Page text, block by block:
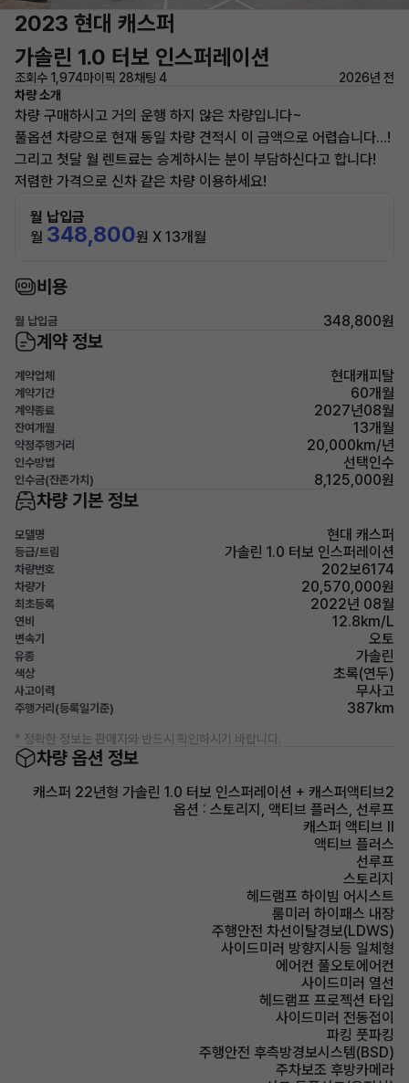
2023 현대 캐스퍼
가솔린 1.0 터보 인스퍼레이션
조회수 1,974마이픽 28채팅 4
2026년 전
차량 소개
차량 구매하시고 거의 운행 하지 않은 차량입니다~
풀옵션 차량으로 현재 동일 차량 견적시 이 금액으로 어렵습니다...!
그리고 첫달 월 렌트료는 승계하시는 분이 부담하신다고 합니다!
저렴한 가격으로 신차 같은 차량 이용하세요!
월 납입금
월 348,800원 X 13개월
비용
월 납입금 348,800원
계약 정보
계약업체 현대캐피탈
계약기간 60개월
계약종료 2027년08월
잔여개월 13개월
약정주행거리 20,000km/년
인수방법 선택인수
인수금(잔존가치) 8,125,000원
차량 기본 정보
모델명 현대 캐스퍼
등급/트림 가솔린 1.0 터보 인스퍼레이션
차량번호 202보6174
차량가 20,570,000원
최초등록 2022년 08월
연비 12.8km/L
변속기 오토
유종 가솔린
색상 초록(연두)
사고이력 무사고
주행거리(등록일기준) 387km
* 정확한 정보는 판매자와 반드시 확인하시기 바랍니다.
차량 옵션 정보
캐스퍼 22년형 가솔린 1.0 터보 인스퍼레이션 + 캐스퍼액티브2
옵션 : 스토리지, 액티브 플러스, 선루프
캐스퍼 액티브 Ⅱ
액티브 플러스
선루프
스토리지
헤드램프 하이빔 어시스트
룸미러 하이패스 내장
주행안전 차선이탈경보(LDWS)
사이드미러 방향지시등 일체형
에어컨 풀오토에어컨
사이드미러 열선
헤드램프 프로젝션 타입
사이드미러 전동접이
파킹 풋파킹
주행안전 후측방경보시스템(BSD)
주차보조 후방카메라